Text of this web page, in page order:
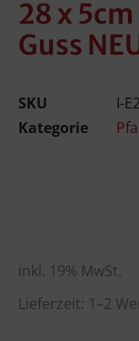
28 x
Guss
SKU
I-
Kategorie
inkl. 19% MwSt.
Lieferzeit: 1–2